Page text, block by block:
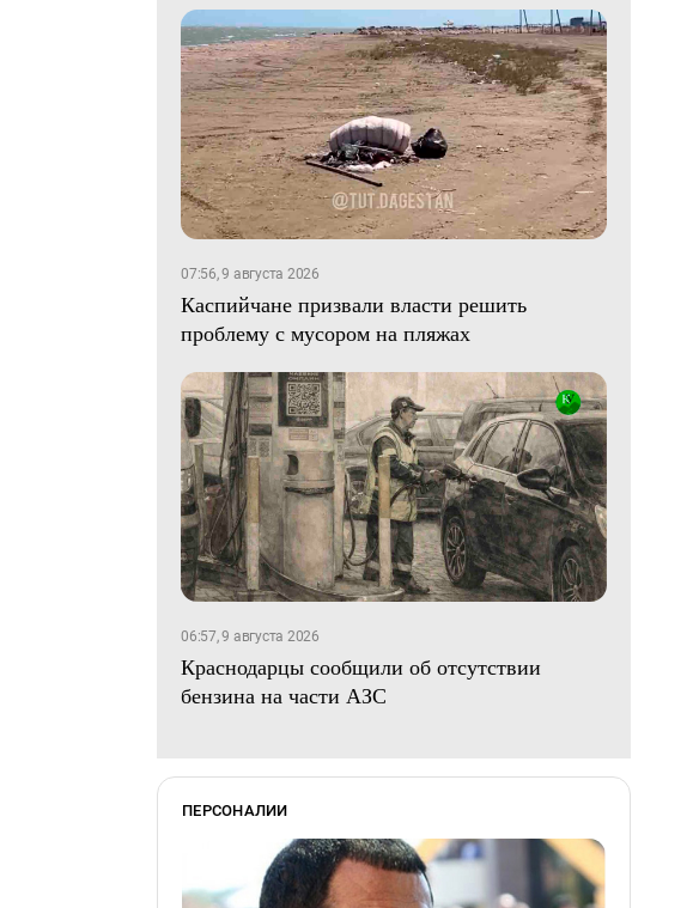
07:56, 9 августа 2026
Каспийчане призвали власти решить
проблему с мусором на пляжах
06:57, 9 августа 2026
Краснодарцы сообщили об отсутствии
бензина на части АЗС
ПЕРСОНАЛИИ